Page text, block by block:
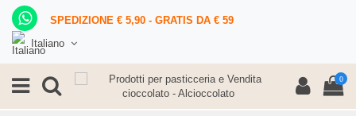
SPEDIZIONE € 5,90 - GRATIS DA € 59
Italiano
0